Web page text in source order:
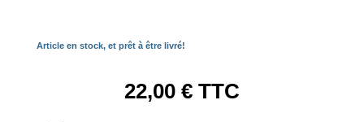
Article en stock, et prêt à être livré!
22,00 € TTC